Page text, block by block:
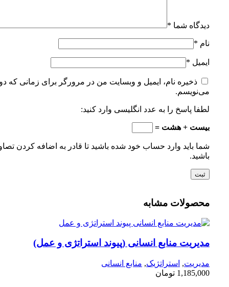
دیدگاه شما *
نام *
ایمیل *
ذخیره نام، ایمیل و وبسایت من در مرورگر برای زمانی که
می‌نویسم.
لطفا پاسخ را به عدد انگلیسی وارد کنید:
بیست + هشت =
شما باید وارد حساب خود شده باشید تا قادر به اضافه کردن
باشید.
محصولات مشابه
مدیریت منابع انسانی (پیوند استراتژی و عمل)
مدیریت, استراتژیک, منابع انسانی
1,185,000 تومان